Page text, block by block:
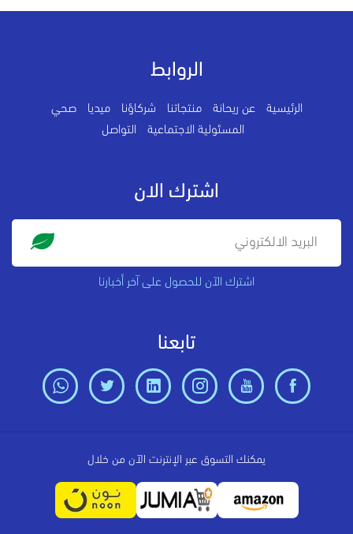
الروابط
الرئيسية عن ريحانة منتجاتنا شركاؤنا ميديا
صحي
المسئولية الاجتماعية
التواصل
اشترك الان
اشترك الآن للحصول على آخر أخبارنا
تابعنا
يمكنك التسوق عبر الإنترنت الآن من خلال